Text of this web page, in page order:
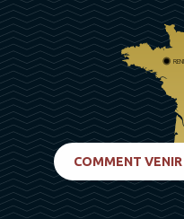
COMMENT VENIR